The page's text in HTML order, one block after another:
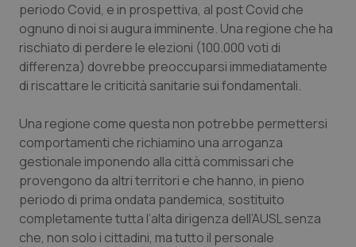
Toscana
Umbria
Veneto
Obesità
Oftalmologia
Oncoematologia
Oncologia & Nutrizione
Psoriasi & pelle
periodo Covid, e in prospettiva, al post Covid che
ognuno di noi si augura imminente. Una regione che ha
rischiato di perdere le elezioni (100.000 voti di
differenza) dovrebbe preoccuparsi immediatamente
di riscattare le criticità sanitarie sui fondamentali.
Una regione come questa non potrebbe permettersi
comportamenti che richiamino una arroganza
gestionale imponendo alla città commissari che
provengono da altri territori e che hanno, in pieno
periodo di prima ondata pandemica, sostituito
completamente tutta l’alta dirigenza dell’AUSL senza
che, non solo i cittadini, ma tutto il personale